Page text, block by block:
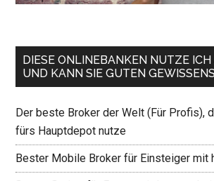
DIESE ONLINEBANKEN NUTZE
UND KANN SIE GUTEN
Der beste Broker der Welt (Für Profis),
fürs Hauptdepot nutze
Bester Mobile Broker für Einsteiger mit